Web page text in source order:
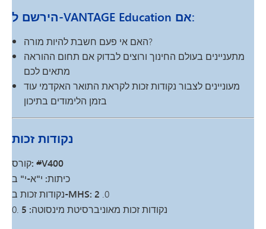
הירשם ל-VANTAGE Education אם:
האם אי פעם חשבת להיות מורה?
מתעניינים בעולם החינוך ורוצים לבדוק אם תחום ההוראה
מתאים לכם
מעוניינים לצבור נקודות זכות לקראת התואר האקדמי עוד
בזמן הלימודים בתיכון
נקודות זכות
קורס: #V400
כיתות: י"א-י" ב
נקודות זכות ב-MHS: 2 .0
נקודות זכות מאוניברסיטת מינסוטה: 5
.0